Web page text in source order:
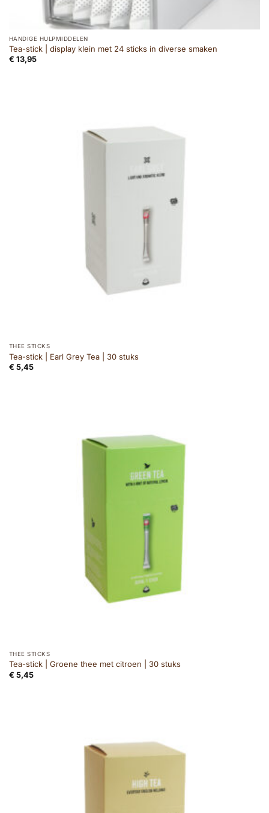
HANDIGE HULPMIDDELEN
Tea-stick | display klein met 24 sticks in diverse smaken
€ 13,95
THEE STICKS
Tea-stick | Earl Grey Tea | 30 stuks
€ 5,45
THEE STICKS
Tea-stick | Groene thee met citroen | 30 stuks
€ 5,45